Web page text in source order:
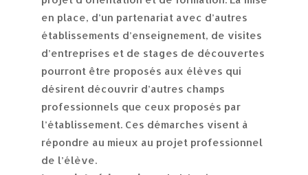
en place, d’un partenariat avec d’autres
établissements d’enseignement, de visites
d’entreprises et de stages de découvertes
pourront être proposés aux élèves qui
désirent découvrir d’autres champs
professionnels que ceux proposés par
l’établissement. Ces démarches visent à
répondre au mieux au projet professionnel
de l’élève.